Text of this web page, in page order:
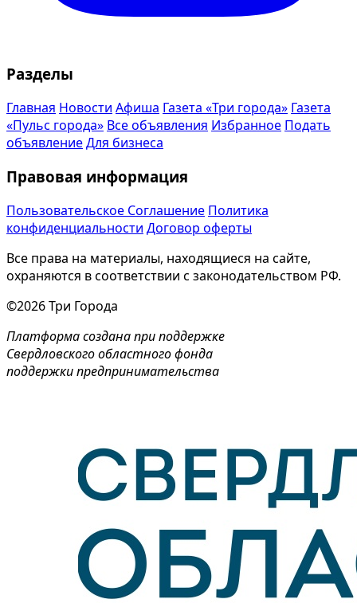
Разделы
Главная Новости Афиша Газета «Три города» Газета
«Пульс города» Все объявления Избранное Подать
объявлениеДля бизнеса
Правовая информация
Пользовательское Соглашение Политика
конфиденциальности Договор оферты
Все права на материалы, находящиеся на сайте,
охраняются в соответствии с законодательством РФ.
©2026 Три Города
Платформа создана при поддержке
Свердловского областного фонда
поддержки предпринимательства